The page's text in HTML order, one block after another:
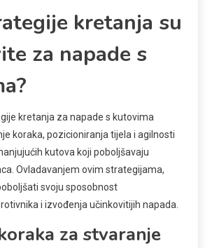
kretanja su
za napade s
kretanja za napade s kutovima
koraka, pozicioniranja tijela i agilnosti
kutova koji poboljšavaju
Ovladavanjem ovim strategijama,
svoju sposobnost
i izvođenja učinkovitijih napada.
za stvaranje